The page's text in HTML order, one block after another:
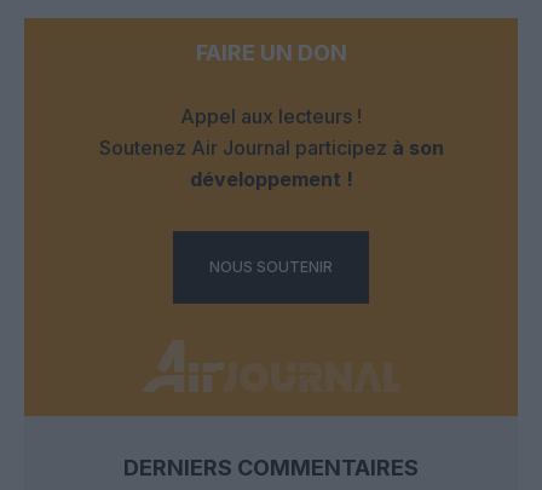
FAIRE UN DON
Appel aux lecteurs !
Soutenez Air Journal participez à son
développement !
NOUS SOUTENIR
DERNIERS COMMENTAIRES